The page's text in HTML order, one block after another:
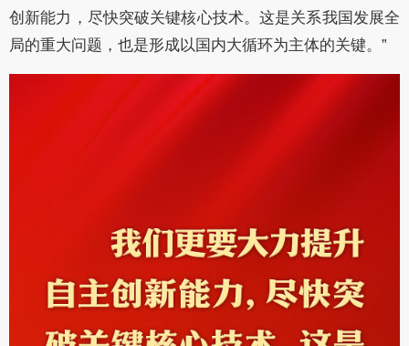
创新能力，尽快突破关键核心技术。这是关系我国发展全
局的重大问题，也是形成以国内大循环为主体的关键。”